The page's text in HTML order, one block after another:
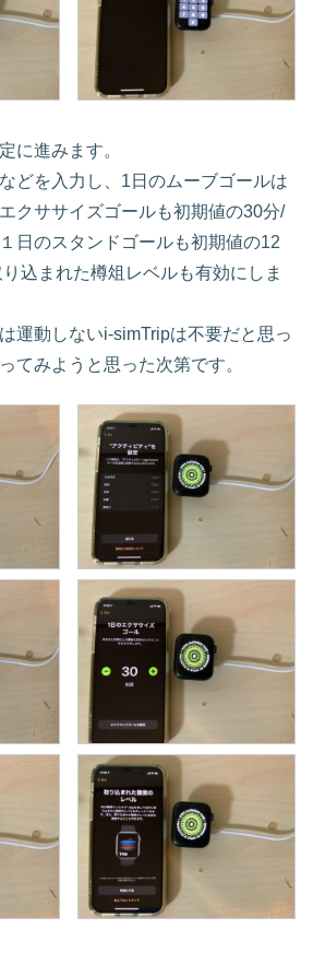
に進みます。
どを入力し、1日のムーブゴールは
クササイズゴールも初期値の30分/
日のスタンドゴールも初期値の12
込まれた樽俎レベルも有効にしま
運動しないi-simTripは不要だと思っ
てみようと思った次第です。